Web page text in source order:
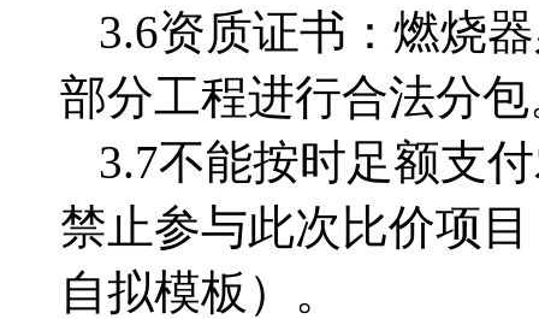
3.6资质证书：燃烧
部分工程进行合法分
3.7不能按时足额支
禁止参与此次比价项
自拟模板）。